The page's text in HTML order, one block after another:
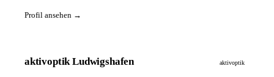
Profil ansehen →
aktivoptik Ludwigshafen aktivoptik